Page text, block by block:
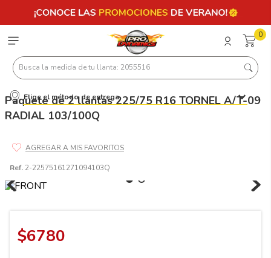
0
Busca la medida de tu llanta: 2055516
Elige el método de entrega
Paquete de 2 llantas 225/75 R16 TORNEL A/T-09
RADIAL 103/100Q
Ref. 2-22575161271094103Q
$6780
Términos más buscados